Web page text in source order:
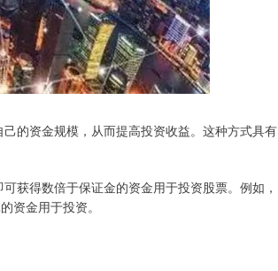
的资金规模，从而提高投资收益。这种方式具有
获得数倍于保证金的资金用于投资股票。例如，
资金用于投资。